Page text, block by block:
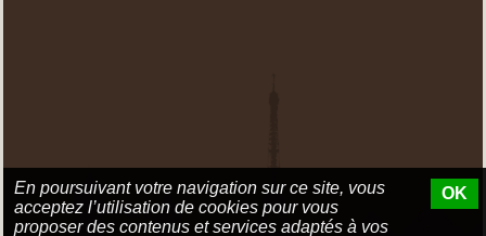
En poursuivant votre navigation sur ce site, vous
acceptez l’utilisation de cookies pour vous
proposer des contenus et services adaptés à vos
OK